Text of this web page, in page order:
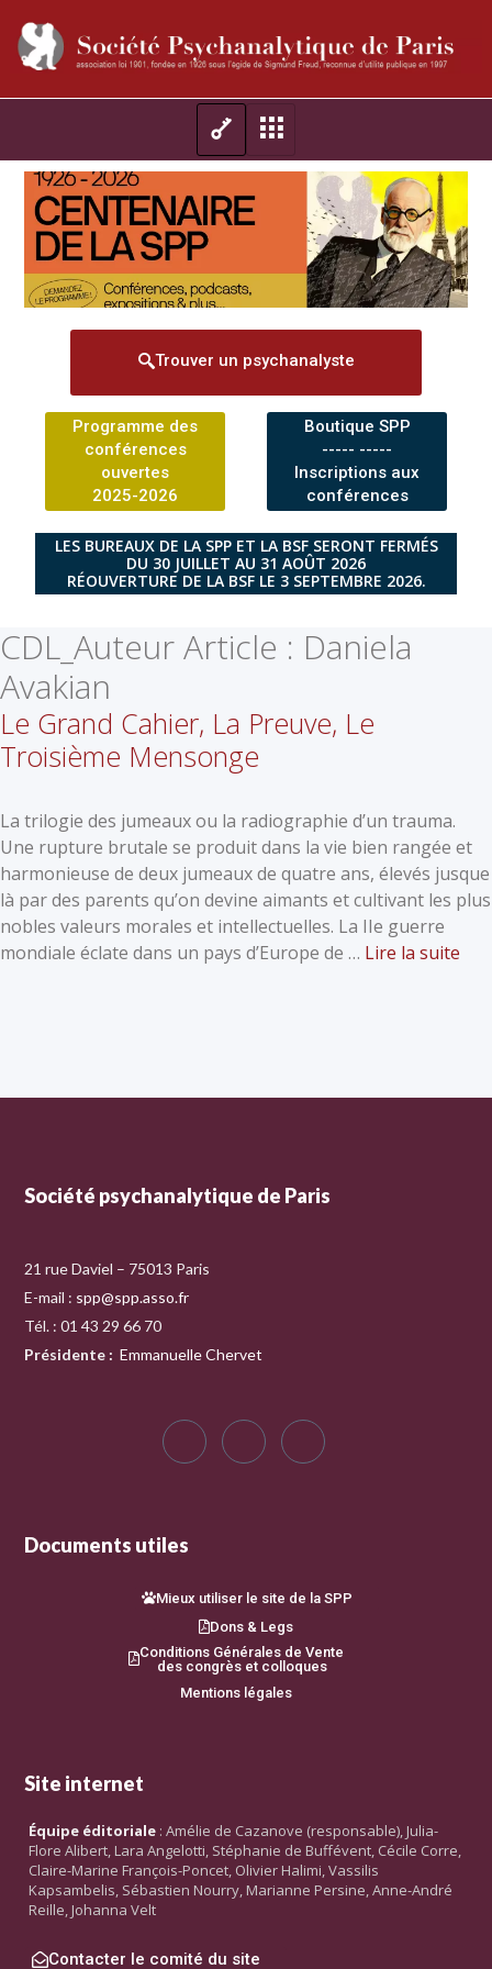
Trouver un psychanalyste
Programme des
conférences
ouvertes
2025-2026
Boutique SPP
----- -----
Inscriptions aux
conférences
LES BUREAUX DE LA SPP ET LA BSF SERONT FERMÉS
DU 30 JUILLET AU 31 AOÛT 2026
RÉOUVERTURE DE LA BSF LE 3 SEPTEMBRE 2026.
CDL_Auteur Article : Daniela
Avakian
Le Grand Cahier, La Preuve, Le
Troisième Mensonge
La trilogie des jumeaux ou la radiographie d’un trauma.
Une rupture brutale se produit dans la vie bien rangée et
harmonieuse de deux jumeaux de quatre ans, élevés jusque
là par des parents qu’on devine aimants et cultivant les plus
nobles valeurs morales et intellectuelles. La IIe guerre
mondiale éclate dans un pays d’Europe de … Lire la suite
Société psychanalytique de Paris
21 rue Daviel – 75013 Paris
E-mail : spp@spp.asso.fr
Tél. : 01 43 29 66 70
Présidente : Emmanuelle Chervet
Documents utiles
Mieux utiliser le site de la SPP
Dons & Legs
Conditions Générales de Vente
des congrès et colloques
Mentions légales
Site internet
Équipe éditoriale : Amélie de Cazanove (responsable), Julia-
Flore Alibert, Lara Angelotti, Stéphanie de Buffévent, Cécile Corre,
Claire-Marine François-Poncet, Olivier Halimi, Vassilis
Kapsambelis, Sébastien Nourry, Marianne Persine, Anne-André
Reille, Johanna Velt
Contacter le comité du site